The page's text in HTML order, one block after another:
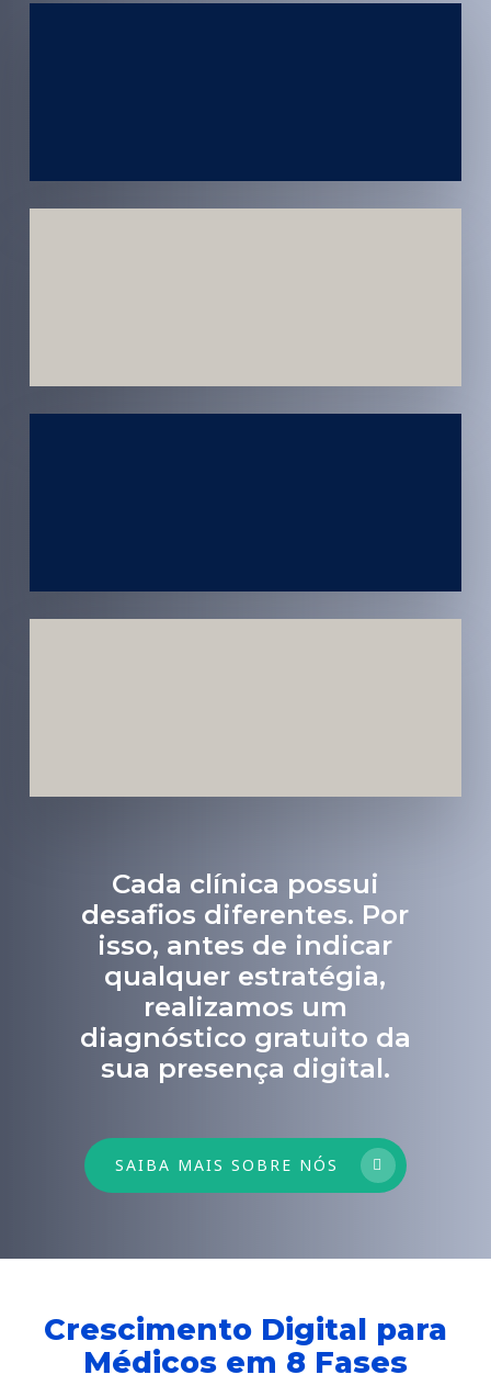
Cada clínica possui
desafios diferentes. Por
isso, antes de indicar
qualquer estratégia,
realizamos um
diagnóstico gratuito da
sua presença digital.
SAIBA MAIS SOBRE NÓS
Crescimento Digital para
Médicos em 8 Fases